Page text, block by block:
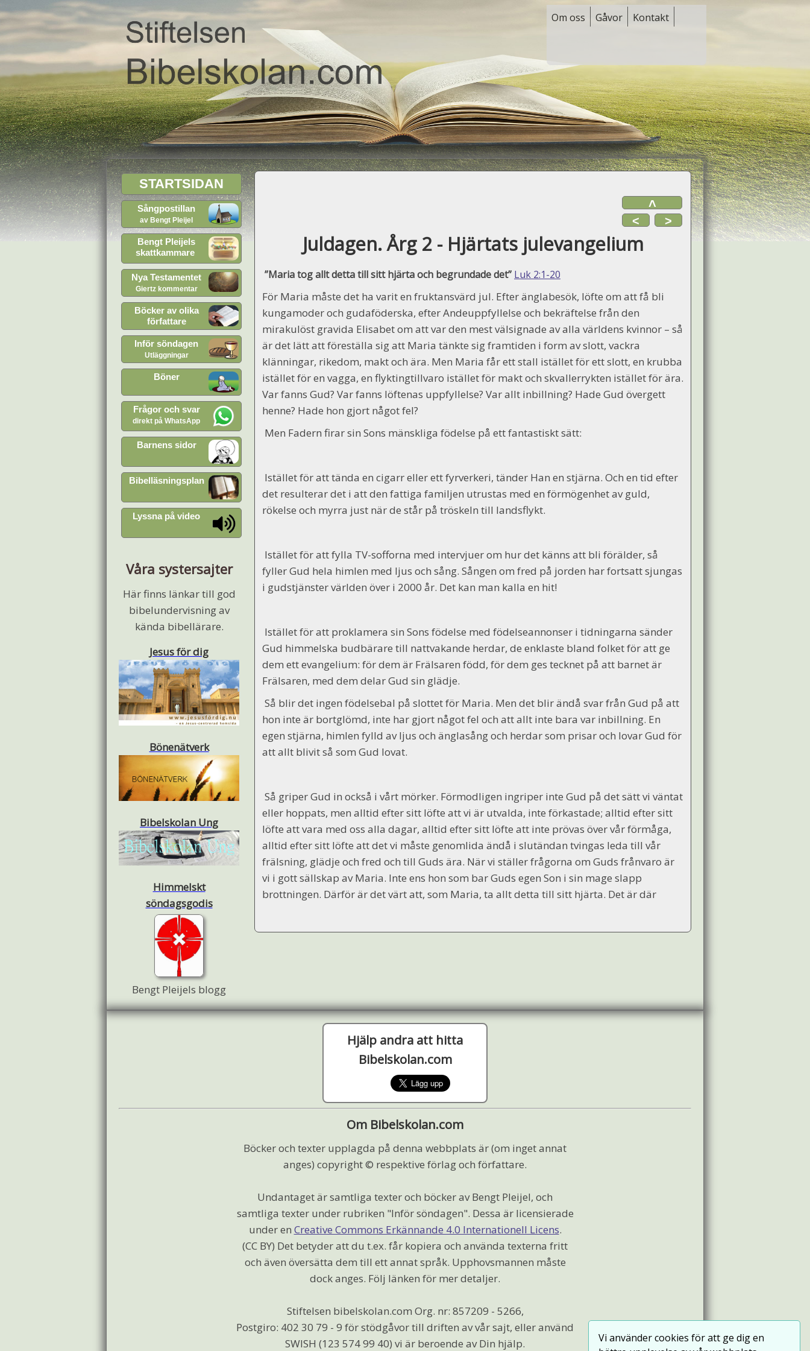
Vi använder cookies för att ge dig en
Om oss Gåvor Kontakt
˄
< >
Juldagen. Årg 2 - Hjärtats julevangelium
”Maria tog allt detta till sitt hjärta och begrundade det” Luk 2:1-20
För Maria måste det ha varit en fruktansvärd jul. Efter änglabesök, löfte om att få bli
kungamoder och gudaföderska, efter Andeuppfyllelse och bekräftelse från den
mirakulöst gravida Elisabet om att var den mest välsignade av alla världens kvinnor – så
är det lätt att föreställa sig att Maria tänkte sig framtiden i form av slott, vackra
klänningar, rikedom, makt och ära. Men Maria får ett stall istället för ett slott, en krubba
istället för en vagga, en flyktingtillvaro istället för makt och skvallerrykten istället för ära.
Var fanns Gud? Var fanns löftenas uppfyllelse? Var allt inbillning? Hade Gud övergett
henne? Hade hon gjort något fel?
Men Fadern firar sin Sons mänskliga födelse på ett fantastiskt sätt:
Istället för att tända en cigarr eller ett fyrverkeri, tänder Han en stjärna. Och en tid efter
det resulterar det i att den fattiga familjen utrustas med en förmögenhet av guld,
rökelse och myrra just när de står på tröskeln till landsflykt.
Istället för att fylla TV-sofforna med intervjuer om hur det känns att bli förälder, så
fyller Gud hela himlen med ljus och sång. Sången om fred på jorden har fortsatt sjungas
i gudstjänster världen över i 2000 år. Det kan man kalla en hit!
Istället för att proklamera sin Sons födelse med födelseannonser i tidningarna sänder
Gud himmelska budbärare till nattvakande herdar, de enklaste bland folket för att ge
dem ett evangelium: för dem är Frälsaren född, för dem ges tecknet på att barnet är
Frälsaren, med dem delar Gud sin glädje.
Så blir det ingen födelsebal på slottet för Maria. Men det blir ändå svar från Gud på att
hon inte är bortglömd, inte har gjort något fel och att allt inte bara var inbillning. En
egen stjärna, himlen fylld av ljus och änglasång och herdar som prisar och lovar Gud för
att allt blivit så som Gud lovat.
Så griper Gud in också i vårt mörker. Förmodligen ingriper inte Gud på det sätt vi väntat
eller hoppats, men alltid efter sitt löfte att vi är utvalda, inte förkastade; alltid efter sitt
löfte att vara med oss alla dagar, alltid efter sitt löfte att inte prövas över vår förmåga,
alltid efter sitt löfte att det vi måste genomlida ändå i slutändan tvingas leda till vår
frälsning, glädje och fred och till Guds ära. När vi ställer frågorna om Guds frånvaro är
vi i gott sällskap av Maria. Inte ens hon som bar Guds egen Son i sin mage slapp
brottningen. Därför är det värt att, som Maria, ta allt detta till sitt hjärta. Det är där
STARTSIDAN
Sångpostillan
av Bengt Pleijel
Bengt Pleijels
skattkammare
Nya Testamentet
Giertz kommentar
Böcker av olika
författare
Inför söndagen
Utläggningar
Böner
Frågor och svar
direkt på WhatsApp
Barnens sidor
Bibelläsningsplan
Lyssna på video
Våra systersajter
Här finns länkar till god
bibelundervisning av
kända bibellärare.
Jesus för dig
Bönenätverk
Bibelskolan Ung
Himmelskt
söndagsgodis
Bengt Pleijels blogg
Hjälp andra att hitta
Bibelskolan.com
Om Bibelskolan.com
Böcker och texter upplagda på denna webbplats är (om inget annat
anges) copyright © respektive förlag och författare.
Undantaget är samtliga texter och böcker av Bengt Pleijel, och
samtliga texter under rubriken "Inför söndagen". Dessa är licensierade
under en Creative Commons Erkännande 4.0 Internationell Licens.
(CC BY) Det betyder att du t.ex. får kopiera och använda texterna fritt
och även översätta dem till ett annat språk. Upphovsmannen måste
dock anges. Följ länken för mer detaljer.
Stiftelsen bibelskolan.com Org. nr: 857209 - 5266,
Postgiro: 402 30 79 - 9 för stödgåvor till driften av vår sajt, eller använd
SWISH (123 574 99 40) vi är beroende av Din hjälp.